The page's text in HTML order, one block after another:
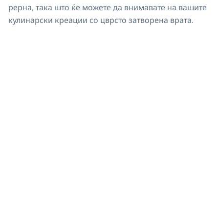
рерна, така што ќе можете да внимавате на вашите
кулинарски креации со цврсто затворена врата.